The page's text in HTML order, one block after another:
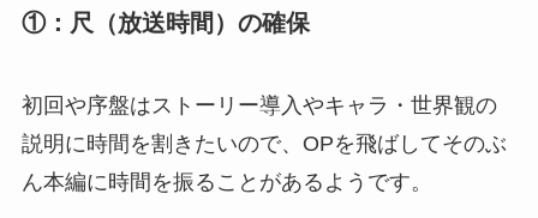
①：尺（放送時間）の確保
初回や序盤はストーリー導入やキャラ・世界観の
説明に時間を割きたいので、OPを飛ばしてそのぶ
ん本編に時間を振ることがあるようです。